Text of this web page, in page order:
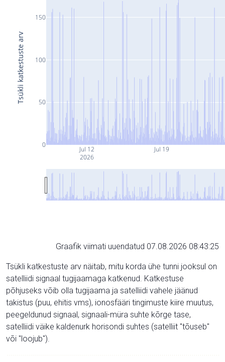
Jul 12
2026
Jul 19
0
50
100
150
Tsükli katkestuste arv
Graafik viimati uuendatud 07.08.2026 08:43:25
Tsükli katkestuste arv näitab, mitu korda ühe tunni jooksul on
satelliidi signaal tugijaamaga katkenud. Katkestuse
põhjuseks võib olla tugijaama ja satelliidi vahele jäänud
takistus (puu, ehitis vms), ionosfääri tingimuste kiire muutus,
peegeldunud signaal, signaali-müra suhte kõrge tase,
satelliidi väike kaldenurk horisondi suhtes (satelliit "tõuseb"
või "loojub").